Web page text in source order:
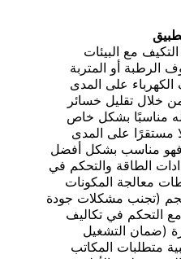
مع البيئات
الرطبة أو المتربة
الكهرباء على المدى
18% تقريبًا من خلال تقليل خسائر
مناسبًا بشكل خاص
مستقرًا على المدى
فهو مناسب بشكل أفضل
الطاقة والتحكم في
معالجة المكونات
(تجنب مشكلات جودة
مع التحكم في تكاليف
(ضمان التشغيل
متطلبات المكاتب